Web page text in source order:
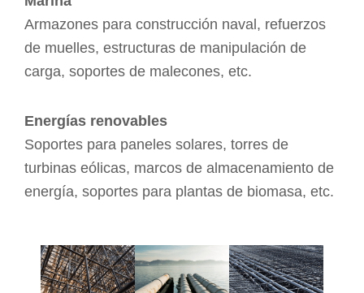
Armazones para construcción naval, refuerzos
de muelles, estructuras de manipulación de
carga, soportes de malecones, etc.
Energías renovables
Soportes para paneles solares, torres de
turbinas eólicas, marcos de almacenamiento de
energía, soportes para plantas de biomasa, etc.